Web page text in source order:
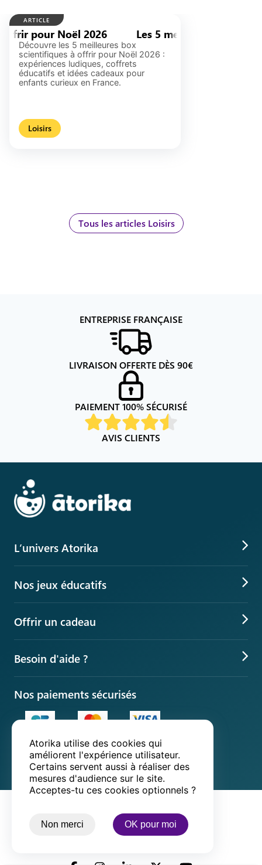
Atorika utilise des cookies qui
améliorent l'expérience utilisateur.
Certains servent aussi à réaliser des
mesures d'audience sur le site.
Acceptes-tu ces cookies optionnels ?
Non merci OK pour moi
ARTICLE
Noël 2026 Les 5 meilleures box
Découvre les 5 meilleures box
scientifiques à offrir pour Noël 2026 :
expériences ludiques, coffrets
éducatifs et idées cadeaux pour
enfants curieux en France.
Loisirs
Tous les articles Loisirs
ENTREPRISE FRANÇAISE
LIVRAISON OFFERTE DÈS 90€
PAIEMENT 100% SÉCURISÉ
AVIS CLIENTS
L’univers Atorika
Box d’activités manuelles
Parcs indoor éducatifs
L'univers Science
App éducation gratuite
Google play
Nos jeux éducatifs
Jeux pédagogiques
Jeux gratuits
Jeux à deux
Offrir un cadeau
Cadeau d'anniversaire
Idée cadeau original
Besoin d'aide ?
Centre d'assistance
Contact
Nos paiements sécurisés
Mentions légales
Politique de confidentialité